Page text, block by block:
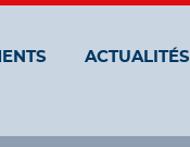
ACTUALITÉS